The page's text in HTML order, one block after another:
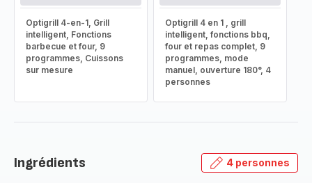
Optigrill 4-en-1, Grill
intelligent, Fonctions
barbecue et four, 9
programmes, Cuissons
sur mesure
Optigrill 4 en 1 , grill
intelligent, fonctions bbq,
four et repas complet, 9
programmes, mode
manuel, ouverture 180°, 4
personnes
Ingrédients 4 personnes